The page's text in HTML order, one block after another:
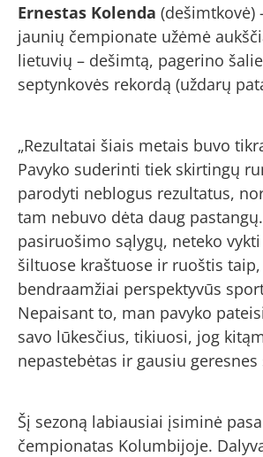
Ernestas Kolenda (dešimtkovė)
jaunių čempionate užėmė
lietuvių – dešimtą, pagerino
septynkovės rekordą (uždarų
„Rezultatai šiais metais buvo
Pavyko suderinti tiek skirtingų
parodyti neblogus rezultatus,
tam nebuvo dėta daug
pasiruošimo sąlygų, neteko
šiltuose kraštuose ir ruoštis
bendraamžiai perspektyvūs
Nepaisant to, man pavyko
savo lūkesčius, tikiuosi, jog
nepastebėtas ir gausiu geresnes
Šį sezoną labiausiai įsiminė
čempionatas Kolumbijoje.